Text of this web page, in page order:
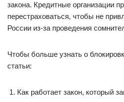
закона. Кредитные организации
перестраховаться, чтобы не
России из-за проведения
Чтобы больше узнать о
статьи:
Как работает закон, который